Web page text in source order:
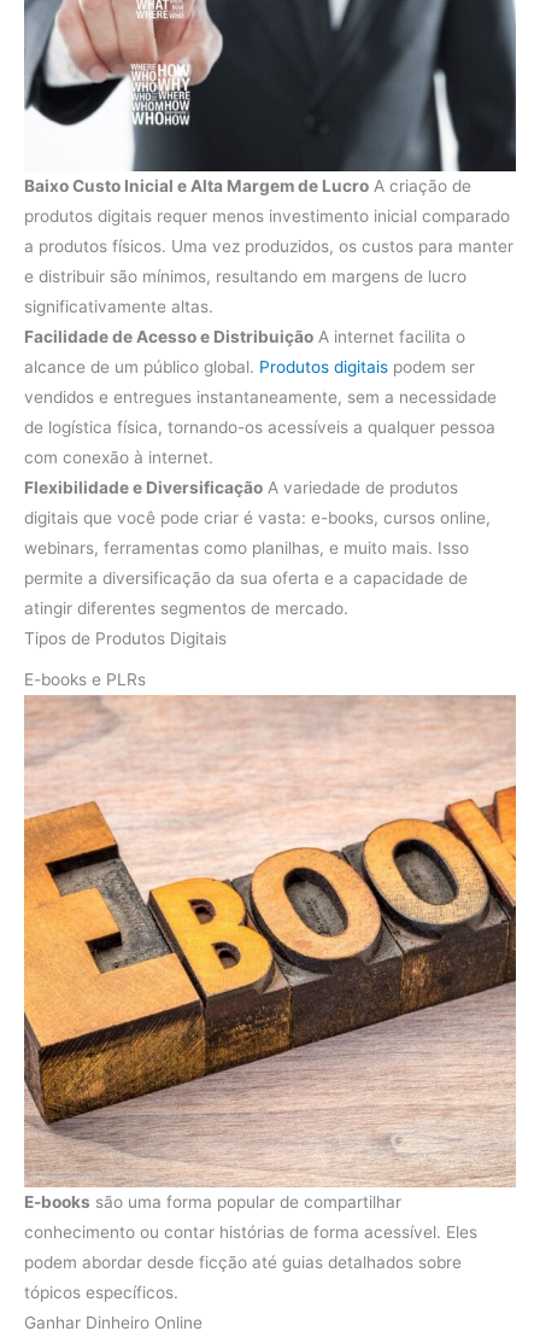
Baixo Custo Inicial e Alta Margem de Lucro A criação de
produtos digitais requer menos investimento inicial comparado
a produtos físicos. Uma vez produzidos, os custos para manter
e distribuir são mínimos, resultando em margens de lucro
significativamente altas.
Facilidade de Acesso e Distribuição A internet facilita o
alcance de um público global. Produtos digitais podem ser
vendidos e entregues instantaneamente, sem a necessidade
de logística física, tornando-os acessíveis a qualquer pessoa
com conexão à internet.
Flexibilidade e Diversificação A variedade de produtos
digitais que você pode criar é vasta: e-books, cursos online,
webinars, ferramentas como planilhas, e muito mais. Isso
permite a diversificação da sua oferta e a capacidade de
atingir diferentes segmentos de mercado.
Tipos de Produtos Digitais
E-books e PLRs
E-books são uma forma popular de compartilhar
conhecimento ou contar histórias de forma acessível. Eles
podem abordar desde ficção até guias detalhados sobre
tópicos específicos.
Ganhar Dinheiro Online